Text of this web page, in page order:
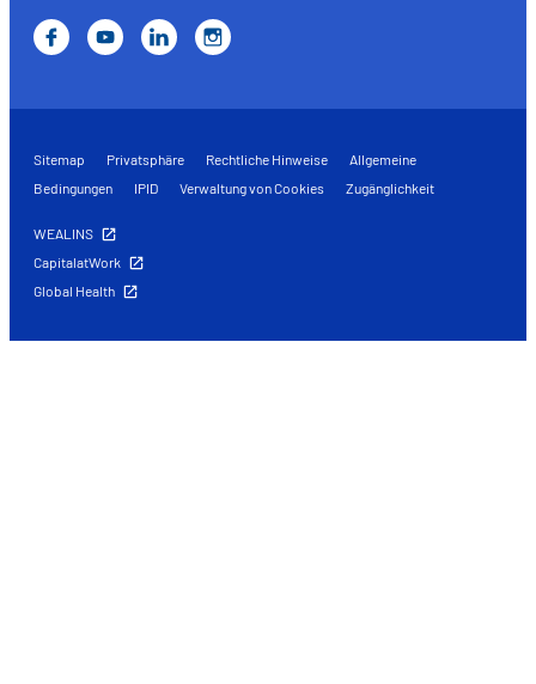
Sitemap Privatsphäre Rechtliche Hinweise
Allgemeine
Bedingungen
IPID Verwaltung von Cookies Zugänglichkeit
WEALINS
CapitalatWork
Global Health